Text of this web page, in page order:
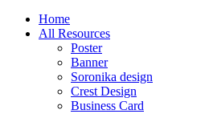
Home
All Resources
Poster
Banner
Soronika design
Crest Design
Business Card